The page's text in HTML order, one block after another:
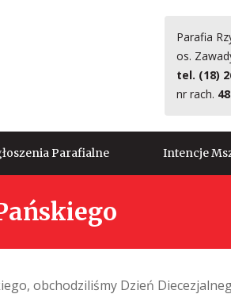
Parafia
os.
tel. (18)
nr rach.
Parafialne Intencje
obchodziliśmy Dzień